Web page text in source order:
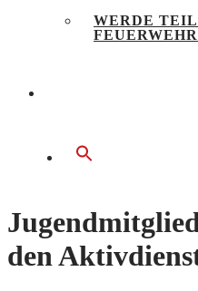
WERDE TEIL
FEUERWEHR
den